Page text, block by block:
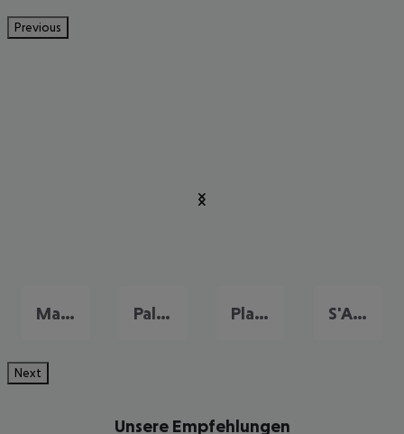
Previous
Magalluf Palma Nova Playa de Palma S'Arenal
Next
Unsere Empfehlungen